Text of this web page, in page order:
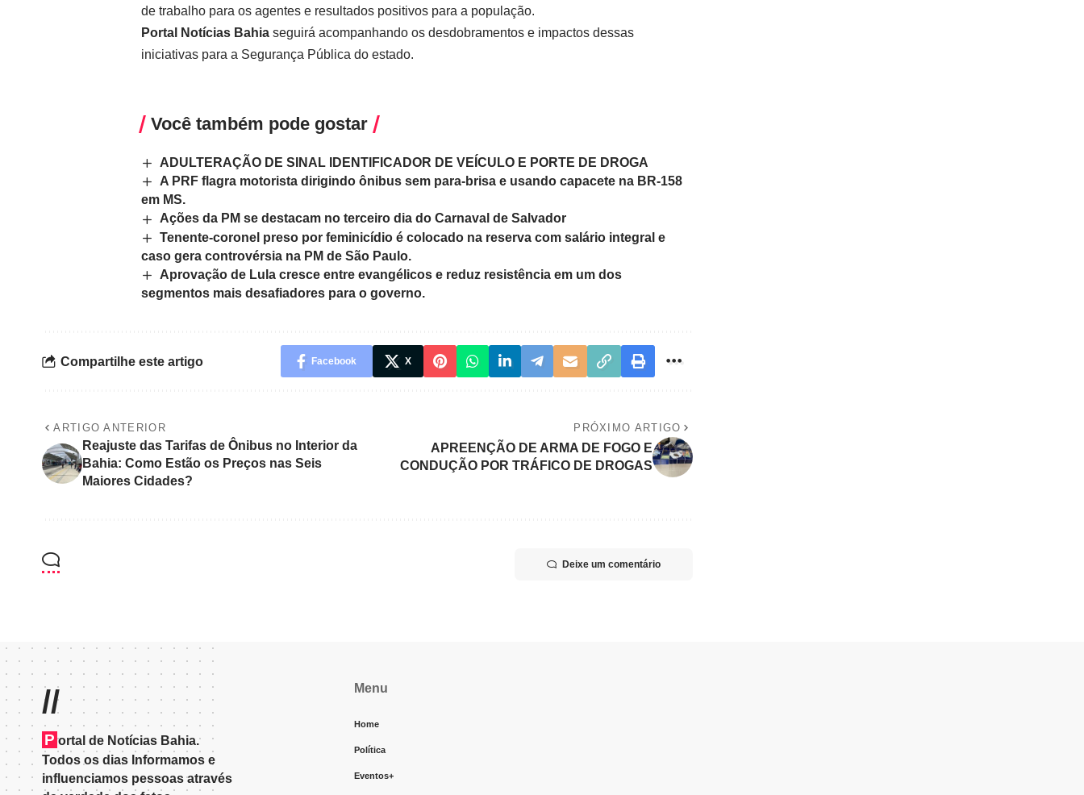
de trabalho para os agentes e resultados positivos para a população.
Portal Notícias Bahia seguirá acompanhando os desdobramentos e impactos dessas
iniciativas para a Segurança Pública do estado.
Você também pode gostar
ADULTERAÇÃO DE SINAL IDENTIFICADOR DE VEÍCULO E PORTE DE DROGA
A PRF flagra motorista dirigindo ônibus sem para-brisa e usando capacete na BR-158
em MS.
Ações da PM se destacam no terceiro dia do Carnaval de Salvador
Tenente-coronel preso por feminicídio é colocado na reserva com salário integral e
caso gera controvérsia na PM de São Paulo.
Aprovação de Lula cresce entre evangélicos e reduz resistência em um dos
segmentos mais desafiadores para o governo.
Compartilhe este artigo Facebook X
ARTIGO ANTERIOR
Reajuste das Tarifas de Ônibus no Interior da
Bahia: Como Estão os Preços nas Seis
Maiores Cidades?
PRÓXIMO ARTIGO
APREENÇÃO DE ARMA DE FOGO E
CONDUÇÃO POR TRÁFICO DE DROGAS
Deixe um comentário
//
P ortal de Notícias Bahia.
Todos os dias Informamos e
influenciamos pessoas através
Menu
Home
Política
Eventos+